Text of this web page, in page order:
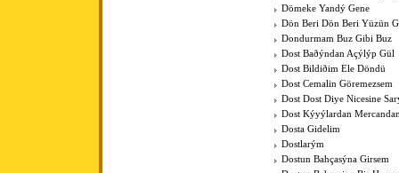
Dömeke Yandý Gene
Dön Beri Dön Beri Yüzün
Dondurmam Buz Gibi Buz
Dost Baðýndan Açýlýp Gül
Dost Bildiðim Ele Döndü
Dost Cemalin Göremezsem
Dost Dost Diye Nicesine
Dost Kýyýlardan
Dosta Gidelim
Dostlarým
Dostun Bahçasýna Girsem